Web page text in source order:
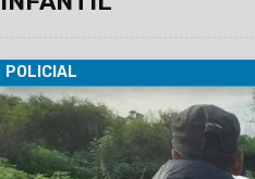
POLICIAL
26/02/2024
En el marco del
“Edición 50° Serenata de
la Dirección General de
concretó la demora de una mujer